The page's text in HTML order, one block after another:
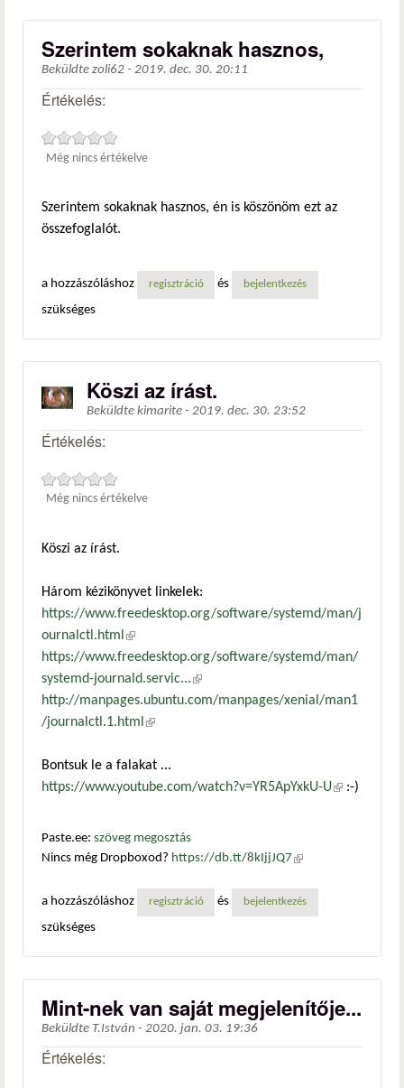
Szerintem sokaknak hasznos,
Beküldte zoli62 - 2019. dec. 30. 20:11
Értékelés:
Még nincs értékelve
Szerintem sokaknak hasznos, én is köszönöm ezt az
összefoglalót.
a hozzászóláshoz regisztráció és bejelentkezés
szükséges
Köszi az írást.
Beküldte kimarite - 2019. dec. 30. 23:52
Értékelés:
Még nincs értékelve
Köszi az írást.
Három kézikönyvet linkelek:
https://www.freedesktop.org/software/systemd/man/j
ournalctl.html (külső hivatkozás)
https://www.freedesktop.org/software/systemd/man/
systemd-journald.servic...(külső hivatkozás)
http://manpages.ubuntu.com/manpages/xenial/man1
/journalctl.1.html (külső hivatkozás)
Bontsuk le a falakat ...
https://www.youtube.com/watch?v=YR5ApYxkU-U(külső
:-)
Paste.ee: szöveg megosztás
Nincs még Dropboxod? https://db.tt/8kIjjJQ7 (külső
a hozzászóláshoz
regisztráció és bejelentkezés
szükséges
Mint-nek van saját megjelenítője...
Beküldte T.István - 2020. jan. 03. 19:36
Értékelés: